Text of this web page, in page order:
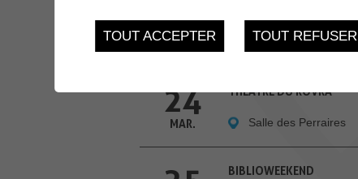
19
MAR. Salle des Perraires
24
MAR.
THÉÂTRE DU ROVRA
Salle des Perraires
BIBLIOWEEKEND
TOUT ACCEPTER TOUT REFUSER